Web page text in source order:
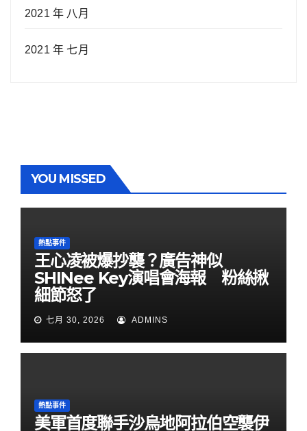
2021 年 八月
2021 年 七月
YOU MISSED
熱點事件
王心凌被爆抄襲？廣告神似
SHINee Key演唱會海報 粉絲揪
細節怒了
七月 30, 2026 ADMINS
熱點事件
美軍首度聯手沙烏地阿拉伯空襲伊